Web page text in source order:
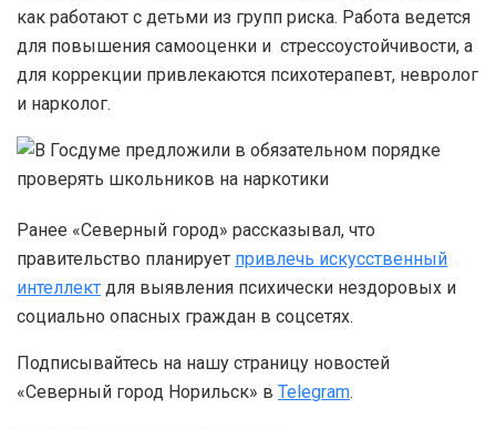
как работают с детьми из групп риска. Работа ведется
для повышения самооценки и стрессоустойчивости, а
для коррекции привлекаются психотерапевт, невролог
и нарколог.
Ранее «Северный город» рассказывал, что
правительство планирует привлечь искусственный
интеллект для выявления психически нездоровых и
социально опасных граждан в соцсетях.
Подписывайтесь на нашу страницу новостей
«Северный город Норильск» в Telegram.